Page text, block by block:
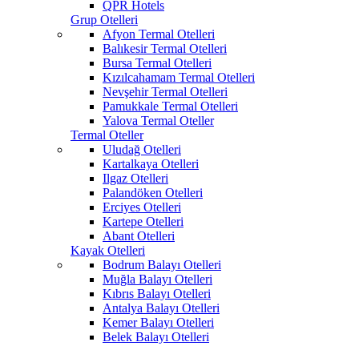
QPR Hotels
Grup Otelleri
Afyon Termal Otelleri
Balıkesir Termal Otelleri
Bursa Termal Otelleri
Kızılcahamam Termal Otelleri
Nevşehir Termal Otelleri
Pamukkale Termal Otelleri
Yalova Termal Oteller
Termal Oteller
Uludağ Otelleri
Kartalkaya Otelleri
Ilgaz Otelleri
Palandöken Otelleri
Erciyes Otelleri
Kartepe Otelleri
Abant Otelleri
Kayak Otelleri
Bodrum Balayı Otelleri
Muğla Balayı Otelleri
Kıbrıs Balayı Otelleri
Antalya Balayı Otelleri
Kemer Balayı Otelleri
Belek Balayı Otelleri